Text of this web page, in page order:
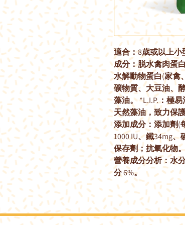
適合：8歳或以上小
成分：脱水禽肉蛋
水解動物蛋白(家禽
礦物質、大豆油、
藻油。 *L.I.P.：極
天然藻油，致力保
添加成分：添加劑(
1000 IU、鐵34mg、
保存劑；抗氧化物。
營養成分分析：水
分 6%。